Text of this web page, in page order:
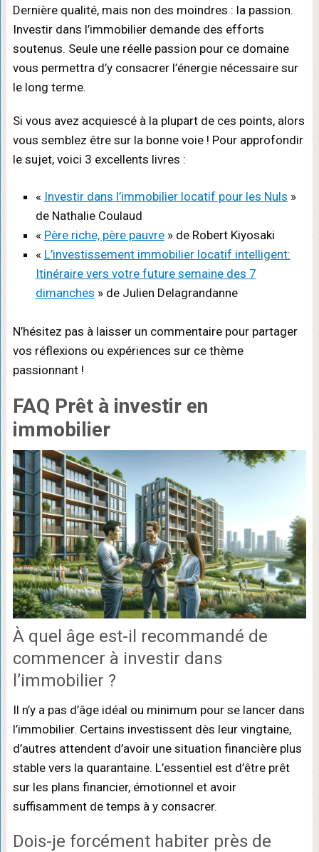
Dernière qualité, mais non des moindres : la passion.
Investir dans l’immobilier demande des efforts
soutenus. Seule une réelle passion pour ce domaine
vous permettra d’y consacrer l’énergie nécessaire sur
le long terme.
Si vous avez acquiescé à la plupart de ces points, alors
vous semblez être sur la bonne voie ! Pour approfondir
le sujet, voici 3 excellents livres :
« Investir dans l’immobilier locatif pour les Nuls »
de Nathalie Coulaud
« Père riche, père pauvre» de Robert Kiyosaki
« L’investissement immobilier locatif intelligent:
Itinéraire vers votre future semaine des 7
dimanches » de Julien Delagrandanne
N’hésitez pas à laisser un commentaire pour partager
vos réflexions ou expériences sur ce thème
passionnant !
FAQ Prêt à investir en
immobilier
À quel âge est-il recommandé de
commencer à investir dans
l’immobilier ?
Il n’y a pas d’âge idéal ou minimum pour se lancer dans
l’immobilier. Certains investissent dès leur vingtaine,
d’autres attendent d’avoir une situation financière plus
stable vers la quarantaine. L’essentiel est d’être prêt
sur les plans financier, émotionnel et avoir
suffisamment de temps à y consacrer.
Dois-je forcément habiter près de